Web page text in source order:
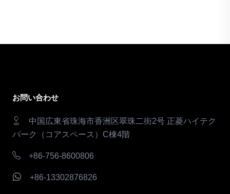
お問い合わせ
中国広東省珠海市香洲区翠珠二街2号 正菱ハイテク
パーク（コアスペース）C棟4階
+86-756-8600806
+86-13302876826